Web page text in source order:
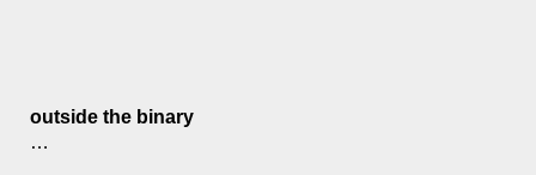
outside the binary
…